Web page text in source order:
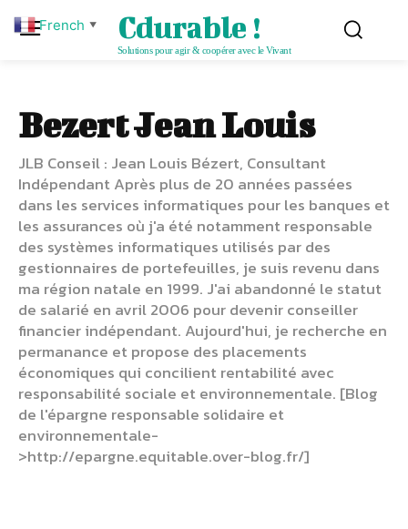
Cdurable !
Solutions pour agir & coopérer avec le Vivant
Bezert Jean Louis
JLB Conseil : Jean Louis Bézert, Consultant
Indépendant Après plus de 20 années passées
dans les services informatiques pour les banques et
les assurances où j'a été notamment responsable
des systèmes informatiques utilisés par des
gestionnaires de portefeuilles, je suis revenu dans
ma région natale en 1999. J'ai abandonné le statut
de salarié en avril 2006 pour devenir conseiller
financier indépendant. Aujourd'hui, je recherche en
permanance et propose des placements
économiques qui concilient rentabilité avec
responsabilité sociale et environnementale. [Blog
de l'épargne responsable solidaire et
environnementale-
>http://epargne.equitable.over-blog.fr/]
French ▼